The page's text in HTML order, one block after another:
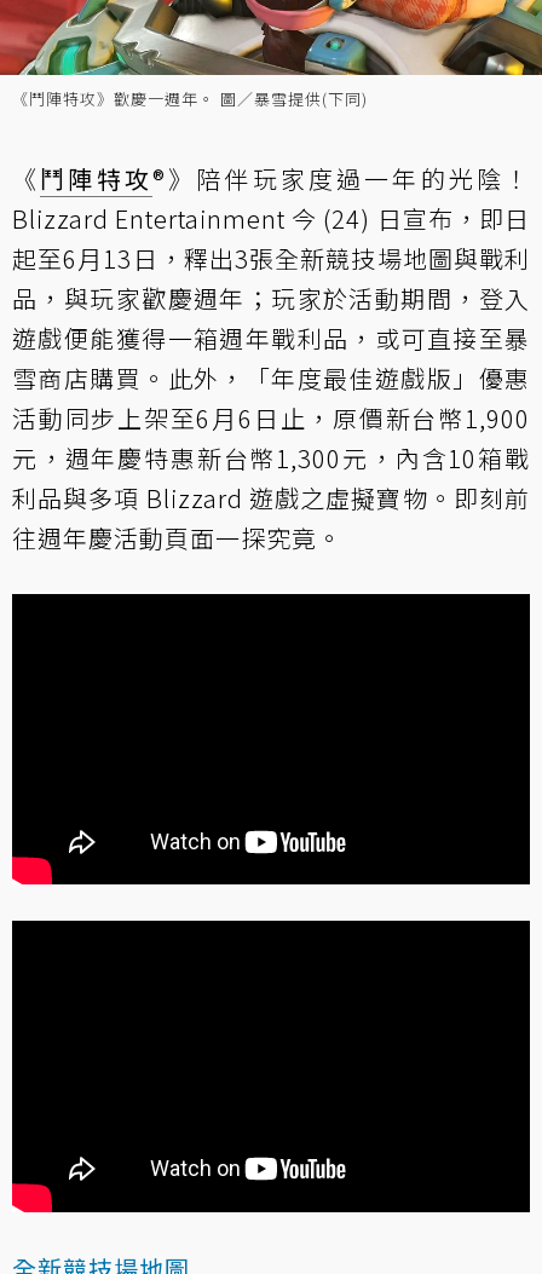
《鬥陣特攻》歡慶一週年。 圖／暴雪提供(下同)
《 鬥陣特攻®》陪伴玩家度過一年的光陰！
Blizzard Entertainment 今 (24) 日宣布，即日
起至6月13日，釋出3張全新競技場地圖與戰利
品，與玩家歡慶週年；玩家於活動期間，登入
遊戲便能獲得一箱週年戰利品，或可直接至暴
雪商店購買。此外，「年度最佳遊戲版」優惠
活動同步上架至6月6日止，原價新台幣1,900
元，週年慶特惠新台幣1,300元，內含10箱戰
利品與多項 Blizzard 遊戲之虛擬寶物。即刻前
往週年慶活動頁面一探究竟。